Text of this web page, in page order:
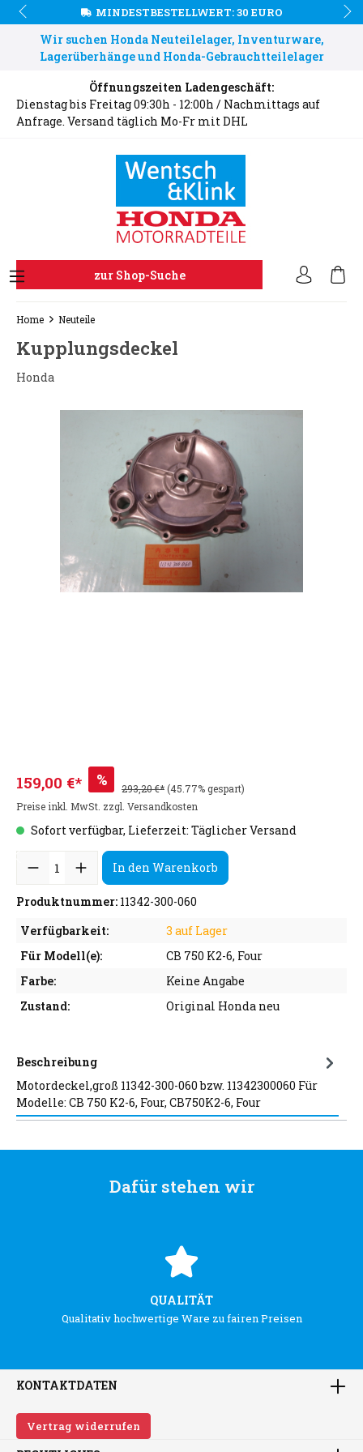
MINDESTBESTELLWERT: 30 EURO
Wir suchen Honda Neuteilelager, Inventurware,
Lagerüberhänge und Honda-Gebrauchtteilelager
Öffnungszeiten Ladengeschäft:
Dienstag bis Freitag 09:30h - 12:00h / Nachmittags auf
Anfrage. Versand täglich Mo-Fr mit DHL
zur Shop-Suche
Home Neuteile
Kupplungsdeckel
Honda
159,00 €* % 293,20 €*(45.77% gespart)
Preise inkl. MwSt. zzgl. Versandkosten
Sofort verfügbar, Lieferzeit: Täglicher Versand
In den Warenkorb
Produktnummer: 11342-300-060
Verfügbarkeit:
3 auf Lager
Für Modell(e):
CB 750 K2-6, Four
Farbe:
Keine Angabe
Zustand:
Original Honda neu
Beschreibung
Motordeckel,groß 11342-300-060 bzw. 11342300060 Für
Modelle: CB 750 K2-6, Four, CB750K2-6, Four
Dafür stehen wir
QUALITÄT
Qualitativ hochwertige Ware zu fairen Preisen
KONTAKTDATEN
Vertrag widerrufen